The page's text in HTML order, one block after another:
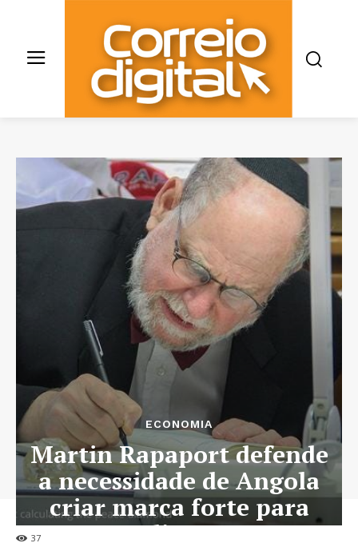
37
ECONOMIA
Martin Rapaport defende
a necessidade de Angola
criar marca forte para
seus diamantes